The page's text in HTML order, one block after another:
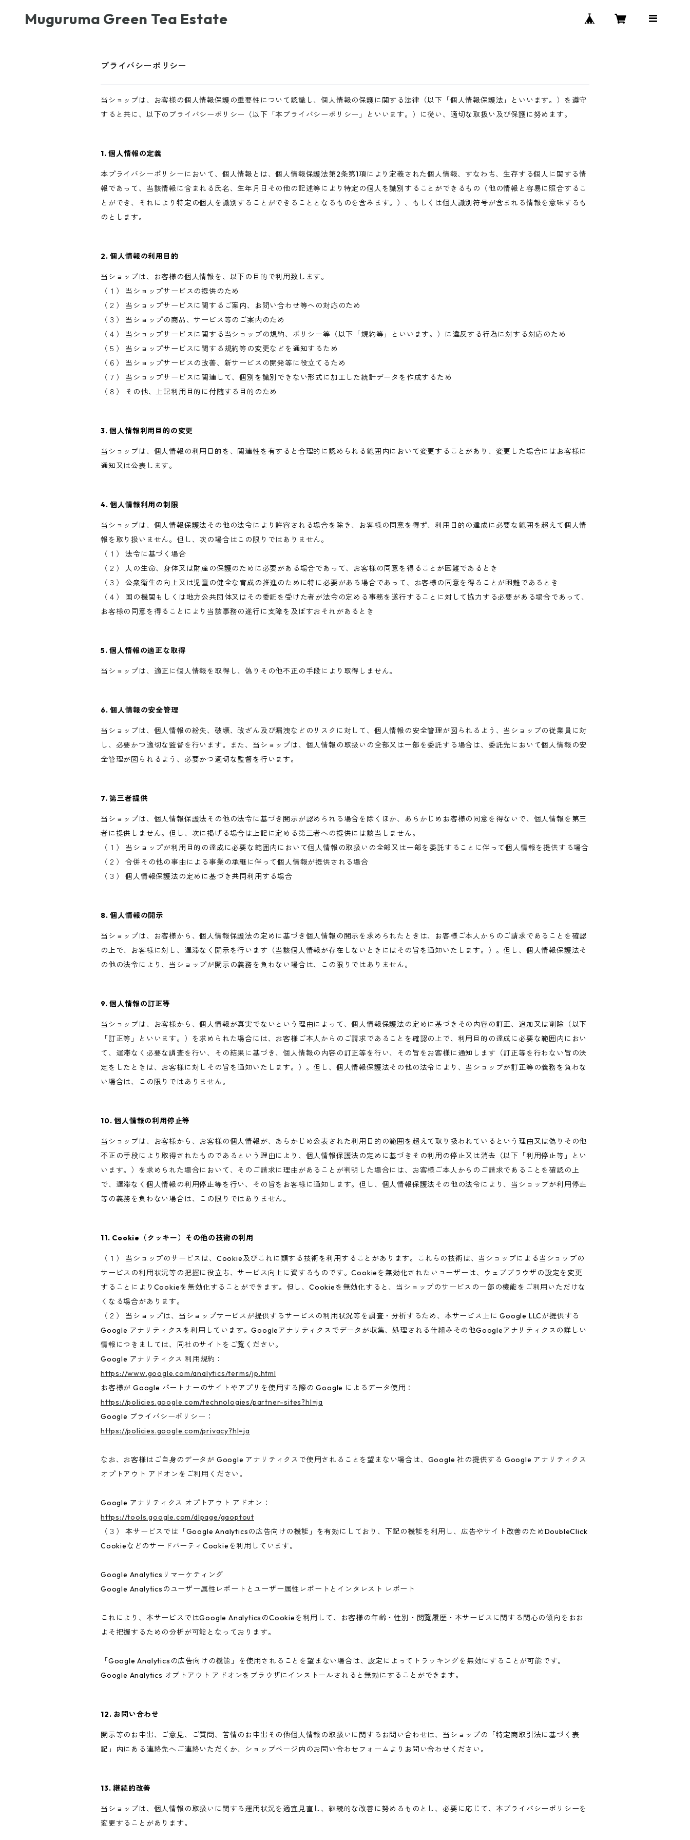
Muguruma Green Tea Estate
プライバシーポリシー
当ショップは、お客様の個人情報保護の重要性について認識し、個人情報の保護に関する法律（以下「個人情報保護法」といいます。）を遵守
すると共に、以下のプライバシーポリシー（以下「本プライバシーポリシー」といいます。）に従い、適切な取扱い及び保護に努めます。
1. 個人情報の定義
本プライバシーポリシーにおいて、個人情報とは、個人情報保護法第2条第1項により定義された個人情報、すなわち、生存する個人に関する情
報であって、当該情報に含まれる氏名、生年月日その他の記述等により特定の個人を識別することができるもの（他の情報と容易に照合するこ
とができ、それにより特定の個人を識別することができることとなるものを含みます。）、もしくは個人識別符号が含まれる情報を意味するも
のとします。
2. 個人情報の利用目的
当ショップは、お客様の個人情報を、以下の目的で利用致します。
（１） 当ショップサービスの提供のため
（２） 当ショップサービスに関するご案内、お問い合わせ等への対応のため
（３） 当ショップの商品、サービス等のご案内のため
（４） 当ショップサービスに関する当ショップの規約、ポリシー等（以下「規約等」といいます。）に違反する行為に対する対応のため
（５） 当ショップサービスに関する規約等の変更などを通知するため
（６） 当ショップサービスの改善、新サービスの開発等に役立てるため
（７） 当ショップサービスに関連して、個別を識別できない形式に加工した統計データを作成するため
（８） その他、上記利用目的に付随する目的のため
3. 個人情報利用目的の変更
当ショップは、個人情報の利用目的を、関連性を有すると合理的に認められる範囲内において変更することがあり、変更した場合にはお客様に
通知又は公表します。
4. 個人情報利用の制限
当ショップは、個人情報保護法その他の法令により許容される場合を除き、お客様の同意を得ず、利用目的の達成に必要な範囲を超えて個人情
報を取り扱いません。但し、次の場合はこの限りではありません。
（１） 法令に基づく場合
（２） 人の生命、身体又は財産の保護のために必要がある場合であって、お客様の同意を得ることが困難であるとき
（３） 公衆衛生の向上又は児童の健全な育成の推進のために特に必要がある場合であって、お客様の同意を得ることが困難であるとき
（４） 国の機関もしくは地方公共団体又はその委託を受けた者が法令の定める事務を遂行することに対して協力する必要がある場合であって、
お客様の同意を得ることにより当該事務の遂行に支障を及ぼすおそれがあるとき
5. 個人情報の適正な取得
当ショップは、適正に個人情報を取得し、偽りその他不正の手段により取得しません。
6. 個人情報の安全管理
当ショップは、個人情報の紛失、破壊、改ざん及び漏洩などのリスクに対して、個人情報の安全管理が図られるよう、当ショップの従業員に対
し、必要かつ適切な監督を行います。また、当ショップは、個人情報の取扱いの全部又は一部を委託する場合は、委託先において個人情報の安
全管理が図られるよう、必要かつ適切な監督を行います。
7. 第三者提供
当ショップは、個人情報保護法その他の法令に基づき開示が認められる場合を除くほか、あらかじめお客様の同意を得ないで、個人情報を第三
者に提供しません。但し、次に掲げる場合は上記に定める第三者への提供には該当しません。
（１） 当ショップが利用目的の達成に必要な範囲内において個人情報の取扱いの全部又は一部を委託することに伴って個人情報を提供する場合
（２） 合併その他の事由による事業の承継に伴って個人情報が提供される場合
（３） 個人情報保護法の定めに基づき共同利用する場合
8. 個人情報の開示
当ショップは、お客様から、個人情報保護法の定めに基づき個人情報の開示を求められたときは、お客様ご本人からのご請求であることを確認
の上で、お客様に対し、遅滞なく開示を行います（当該個人情報が存在しないときにはその旨を通知いたします。）。但し、個人情報保護法そ
の他の法令により、当ショップが開示の義務を負わない場合は、この限りではありません。
9. 個人情報の訂正等
当ショップは、お客様から、個人情報が真実でないという理由によって、個人情報保護法の定めに基づきその内容の訂正、追加又は削除（以下
「訂正等」といいます。）を求められた場合には、お客様ご本人からのご請求であることを確認の上で、利用目的の達成に必要な範囲内におい
て、遅滞なく必要な調査を行い、その結果に基づき、個人情報の内容の訂正等を行い、その旨をお客様に通知します（訂正等を行わない旨の決
定をしたときは、お客様に対しその旨を通知いたします。）。但し、個人情報保護法その他の法令により、当ショップが訂正等の義務を負わな
い場合は、この限りではありません。
10. 個人情報の利用停止等
当ショップは、お客様から、お客様の個人情報が、あらかじめ公表された利用目的の範囲を超えて取り扱われているという理由又は偽りその他
不正の手段により取得されたものであるという理由により、個人情報保護法の定めに基づきその利用の停止又は消去（以下「利用停止等」とい
います。）を求められた場合において、そのご請求に理由があることが判明した場合には、お客様ご本人からのご請求であることを確認の上
で、遅滞なく個人情報の利用停止等を行い、その旨をお客様に通知します。但し、個人情報保護法その他の法令により、当ショップが利用停止
等の義務を負わない場合は、この限りではありません。
11. Cookie（クッキー）その他の技術の利用
（１） 当ショップのサービスは、Cookie及びこれに類する技術を利用することがあります。これらの技術は、当ショップによる当ショップの
サービスの利用状況等の把握に役立ち、サービス向上に資するものです。Cookieを無効化されたいユーザーは、ウェブブラウザの設定を変更
することによりCookieを無効化することができます。但し、Cookieを無効化すると、当ショップのサービスの一部の機能をご利用いただけな
くなる場合があります。
（２） 当ショップは、当ショップサービスが提供するサービスの利用状況等を調査・分析するため、本サービス上に Google LLCが提供する
Google アナリティクスを利用しています。Googleアナリティクスでデータが収集、処理される仕組みその他Googleアナリティクスの詳しい
情報につきましては、同社のサイトをご覧ください。
Google アナリティクス 利用規約：
https://www.google.com/analytics/terms/jp.html
お客様が Google パートナーのサイトやアプリを使用する際の Google によるデータ使用：
https://policies.google.com/technologies/partner-sites?hl=ja
Google プライバシーポリシー：
https://policies.google.com/privacy?hl=ja
なお、お客様はご自身のデータが Google アナリティクスで使用されることを望まない場合は、Google 社の提供する Google アナリティクス
オプトアウト アドオンをご利用ください。
Google アナリティクス オプトアウト アドオン：
https://tools.google.com/dlpage/gaoptout
（３） 本サービスでは「Google Analyticsの広告向けの機能」を有効にしており、下記の機能を利用し、広告やサイト改善のためDoubleClick
CookieなどのサードパーティCookieを利用しています。
Google Analyticsリマーケティング
Google Analyticsのユーザー属性レポートとユーザー属性レポートとインタレスト レポート
これにより、本サービスではGoogle AnalyticsのCookieを利用して、お客様の年齢・性別・閲覧履歴・本サービスに関する関心の傾向をおお
よそ把握するための分析が可能となっております。
「Google Analyticsの広告向けの機能」を使用されることを望まない場合は、設定によってトラッキングを無効にすることが可能です。
Google Analytics オプトアウト アドオンをブラウザにインストールされると無効にすることができます。
12. お問い合わせ
開示等のお申出、ご意見、ご質問、苦情のお申出その他個人情報の取扱いに関するお問い合わせは、当ショップの「特定商取引法に基づく表
記」内にある連絡先へご連絡いただくか、ショップページ内のお問い合わせフォームよりお問い合わせください。
13. 継続的改善
当ショップは、個人情報の取扱いに関する運用状況を適宜見直し、継続的な改善に努めるものとし、必要に応じて、本プライバシーポリシーを
変更することがあります。